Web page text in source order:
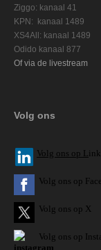
Ziggo: kanaal 41
KPN: kanaal 1489
XS4All: kanaal 1489
Odido kanaal 877
Of via de livestream
Volg ons
Volg ons op L
Volg ons op
Volg ons op X
Volg ons op